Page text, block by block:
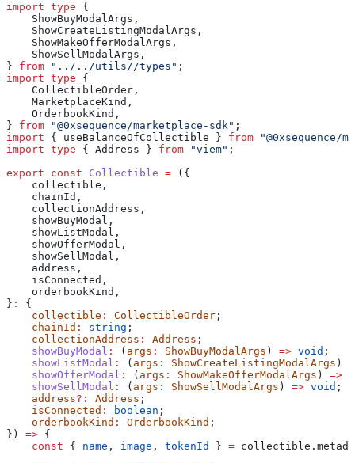
import type {
    ShowBuyModalArgs
,
    ShowCreateListingModalArgs
,
    ShowMakeOfferModalArgs
,
    ShowSellModalArgs
,
} from "../../utils//types" ;
import type {
    CollectibleOrder
,
    MarketplaceKind
,
    OrderbookKind
,
} from "@0xsequence/marketplace-sdk" ;
import { useBalanceOfCollectible } from "@0xsequence/
import type { Address } from "viem" ;
export const Collectible = ({
    collectible
,
    chainId
,
    collectionAddress
,
    showBuyModal
,
    showListModal
,
    showOfferModal
,
    showSellModal
,
    address
,
    isConnected
,
    orderbookKind
,
} :
{
    collectible
: CollectibleOrder ;
    chainId
: string ;
    collectionAddress
: Address ;
    showBuyModal
: ( args : ShowBuyModalArgs ) => void ;
    showListModal
: ( args : ShowCreateListingModalArgs )
    showOfferModal
: ( args : ShowMakeOfferModalArgs ) =>
    showSellModal
: ( args : ShowSellModalArgs ) => void ;
    address
?: Address ;
    isConnected
: boolean ;
    orderbookKind
: OrderbookKind ;
}) => {
    const
{ name , image , tokenId } = collectible .